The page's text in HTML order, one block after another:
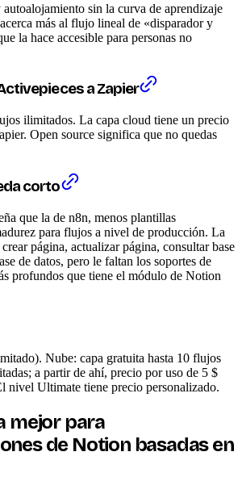
sin la curva de aprendizaje
más al flujo lineal de «disparador y
la hace accesible para personas no
a Zapier
ilimitados. La capa cloud tiene un precio
Open source significa que no quedas
corto
que la de n8n, menos plantillas
para flujos a nivel de producción. La
página, actualizar página, consultar base
de datos, pero le faltan los soportes de
profundos que tiene el módulo de Notion
Nube: capa gratuita hasta 10 flujos
a partir de ahí, precio por uso de 5 $
nivel Ultimate tiene precio personalizado.
mejor para
de Notion basadas en